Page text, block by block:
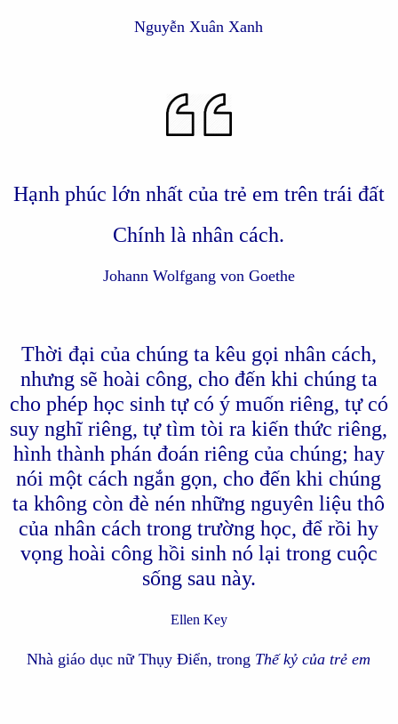
Nguyễn Xuân Xanh
Hạnh phúc lớn nhất của trẻ em trên trái đất
Chính là nhân cách.
Johann Wolfgang von Goethe
Thời đại của chúng ta kêu gọi nhân cách,
nhưng sẽ hoài công, cho đến khi chúng ta
cho phép học sinh tự có ý muốn riêng, tự có
suy nghĩ riêng, tự tìm tòi ra kiến thức riêng,
hình thành phán đoán riêng của chúng; hay
nói một cách ngắn gọn, cho đến khi chúng
ta không còn đè nén những nguyên liệu thô
của nhân cách trong trường học, để rồi hy
vọng hoài công hồi sinh nó lại trong cuộc
sống sau này.
Ellen Key
Nhà giáo dục nữ Thụy Điển, trong Thế kỷ của trẻ em